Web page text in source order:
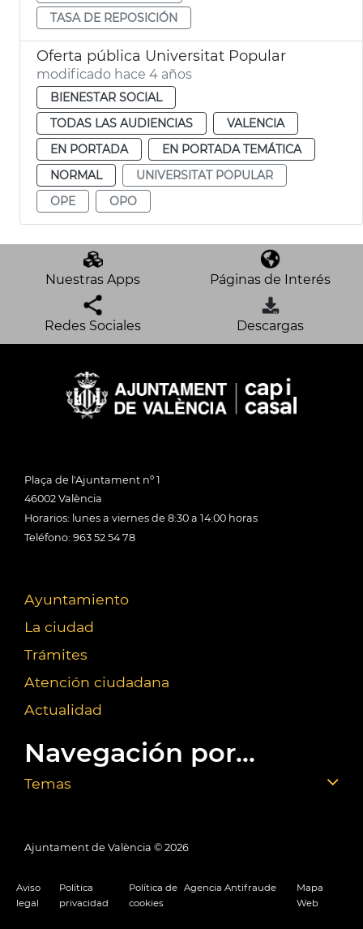
TASA DE REPOSICIÓN
Oferta pública Universitat Popular
modificado hace 4 años
BIENESTAR SOCIAL
TODAS LAS AUDIENCIAS
VALENCIA
EN PORTADA
EN PORTADA TEMÁTICA
NORMAL
UNIVERSITAT POPULAR
OPE
OPO
Nuestras Apps Páginas de Interés
Redes Sociales Descargas
Plaça de l'Ajuntament nº 1
46002 València
Horarios: lunes a viernes de 8:30 a 14:00 horas
Teléfono: 963 52 54 78
Ayuntamiento
La ciudad
Trámites
Atención ciudadana
Actualidad
Navegación por...
Temas
Ajuntament de València © 2026
Aviso
legal
Política
privacidad
Política de
cookies
Agencia Antifraude
Mapa
Web